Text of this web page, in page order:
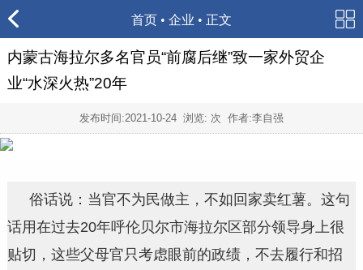
首页 • 企业 • 正文
内蒙古海拉尔多名官员“前腐后继”致一家外贸企
业“水深火热”20年
发布时间:2021-10-24 浏览: 次 作者:李自强
俗话说：当官不为民做主，不如回家卖红薯。这句
话用在过去20年呼伦贝尔市海拉尔区部分领导身上很
贴切，这些父母官只考虑眼前的政绩，不去履行和招